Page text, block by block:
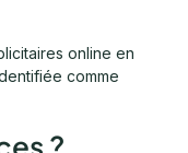
online en
comme
?